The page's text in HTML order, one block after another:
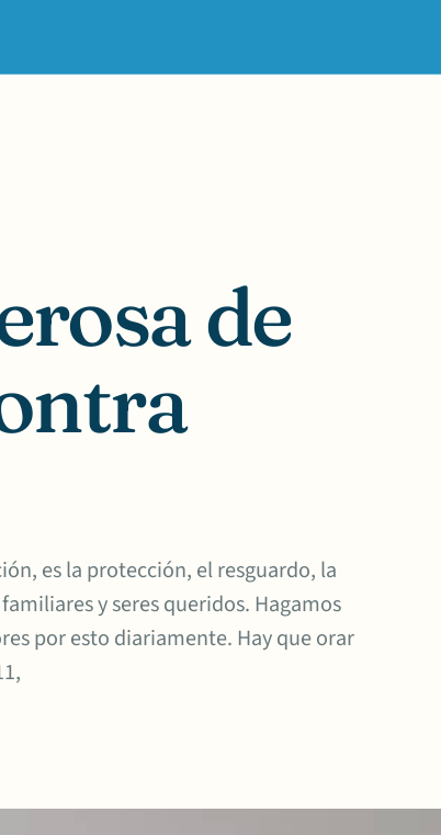
de
es la protección, el resguardo, la
y seres queridos. Hagamos
por esto diariamente. Hay que orar